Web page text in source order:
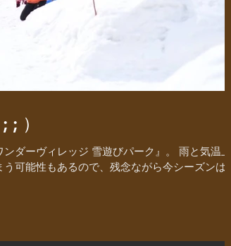
）
ダーヴィレッジ 雪遊びパーク』。 雨と気温上
可能性もあるので、残念ながら今シーズンはク